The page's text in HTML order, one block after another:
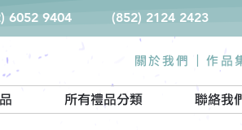
6052 9404 (852) 2124 2423
關於我們 | 作品
所有禮品分類 聯絡我